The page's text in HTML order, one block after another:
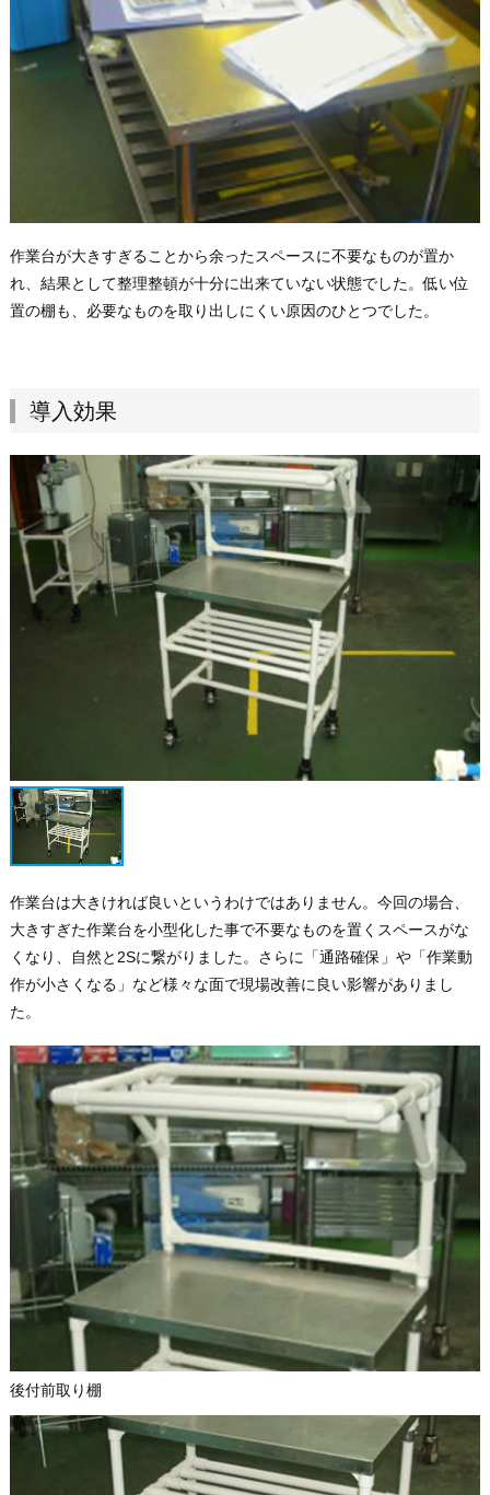
作業台が大きすぎることから余ったスペースに不要なものが置か
れ、結果として整理整頓が十分に出来ていない状態でした。低い位
置の棚も、必要なものを取り出しにくい原因のひとつでした。
導入効果
作業台は大きければ良いというわけではありません。今回の場合、
大きすぎた作業台を小型化した事で不要なものを置くスペースがな
くなり、自然と2Sに繋がりました。さらに「通路確保」や「作業動
作が小さくなる」など様々な面で現場改善に良い影響がありまし
た。
後付前取り棚